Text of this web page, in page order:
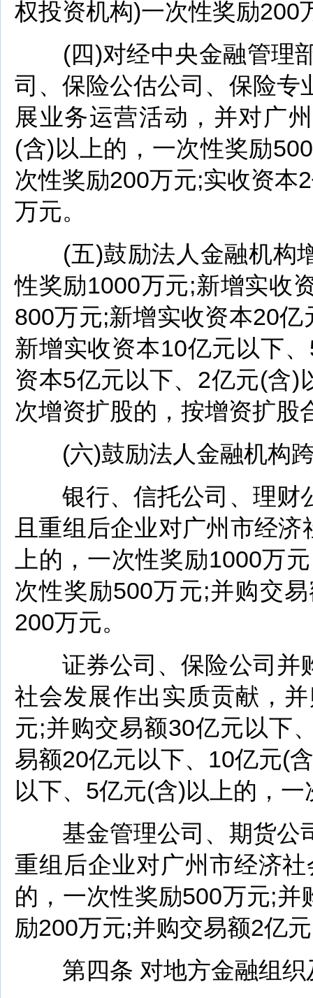
权投资机构)一次性奖励200
(四)对经中央金融管理部
司、保险公估公司、保险专
展业务运营活动，并对广
(含)以上的，一次性奖励
次性奖励200万元;实收资本
万元。
(五)鼓励法人金融机构增
性奖励1000万元;新增实收
800万元;新增实收资本20
新增实收资本10亿元以下
资本5亿元以下、2亿元(含)
次增资扩股的，按增资扩股
(六)鼓励法人金融机构跨
银行、信托公司、理财公
且重组后企业对广州市经
上的，一次性奖励1000万
次性奖励500万元;并购交
200万元。
证券公司、保险公司并购
社会发展作出实质贡献，
元;并购交易额30亿元以下
易额20亿元以下、10亿元(
以下、5亿元(含)以上的，
基金管理公司、期货公司
重组后企业对广州市经济
的，一次性奖励500万元;
励200万元;并购交易额2亿
第四条 对地方金融组织